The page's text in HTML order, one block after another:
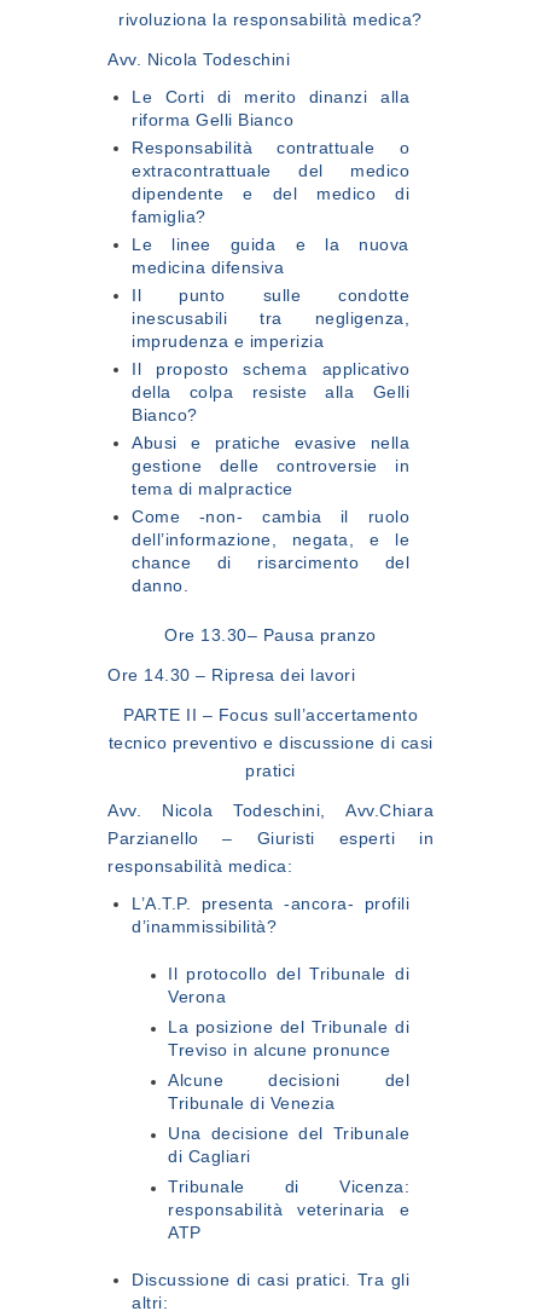
rivoluziona la responsabilità medica?
Avv. Nicola Todeschini
Le Corti di merito dinanzi alla
riforma Gelli Bianco
Responsabilità contrattuale o
extracontrattuale del medico
dipendente e del medico di
famiglia?
Le linee guida e la nuova
medicina difensiva
Il punto sulle condotte
inescusabili tra negligenza,
imprudenza e imperizia
Il proposto schema applicativo
della colpa resiste alla Gelli
Bianco?
Abusi e pratiche evasive nella
gestione delle controversie in
tema di malpractice
Come -non- cambia il ruolo
dell’informazione, negata, e le
chance di risarcimento del
danno.
Ore 13.30– Pausa pranzo
Ore 14.30 – Ripresa dei lavori
PARTE II – Focus sull’accertamento
tecnico preventivo e discussione di casi
pratici
Avv. Nicola Todeschini, Avv.Chiara
Parzianello – Giuristi esperti in
responsabilità medica:
L’A.T.P. presenta -ancora- profili
d’inammissibilità?
Il protocollo del Tribunale di
Verona
La posizione del Tribunale di
Treviso in alcune pronunce
Alcune decisioni del
Tribunale di Venezia
Una decisione del Tribunale
di Cagliari
Tribunale di Vicenza:
responsabilità veterinaria e
ATP
Discussione di casi pratici. Tra gli
altri: